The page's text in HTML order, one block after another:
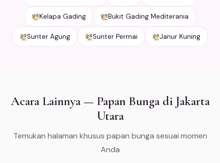
Kelapa Gading Bukit Gading Mediterania
Sunter Agung Sunter Permai Janur Kuning
Acara Lainnya — Papan Bunga di Jakarta
Utara
Temukan halaman khusus papan bunga sesuai momen
Anda